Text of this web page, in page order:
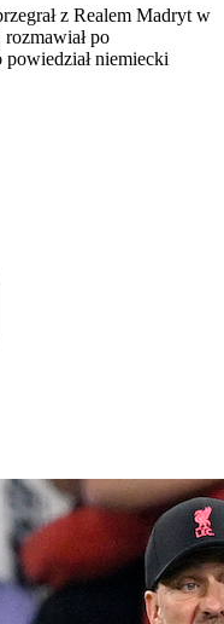
z Realem Madryt w
po
niemiecki